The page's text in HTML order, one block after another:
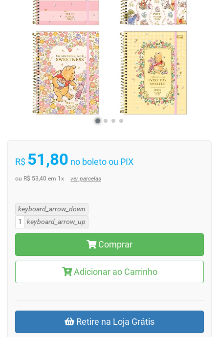
R$ 51,80 no boleto ou PIX
ou R$ 53,40 em 1x ver parcelas
keyboard_arrow_down
keyboard_arrow_up
Comprar
Adicionar ao Carrinho
Retire na Loja Grátis